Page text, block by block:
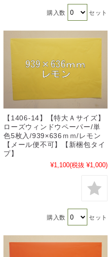
購入数 セット
【1406-14】【特大Ａサイズ】
ローズウィンドウペーパー/単
色5枚入/939×636ｍｍ/レモン
【メール便不可】【新梱包タイ
プ】
¥1,100(税抜 ¥1,000)
購入数 セット